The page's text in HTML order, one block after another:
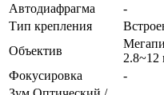
Автодиафрагма
-
Тип крепления
Объектив
Фокусировка
-